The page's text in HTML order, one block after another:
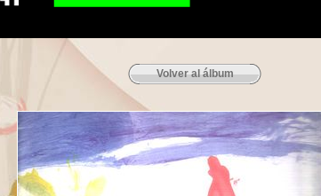
Volver al álbum